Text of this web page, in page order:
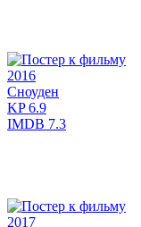
2016
Сноуден
KP6.9
IMDB 7.3
2017